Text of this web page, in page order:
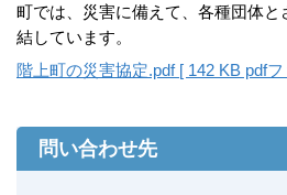
町では、災害に備えて、各種団体
結しています。
階上町の災害協定.pdf [ 142 KB pdf
問い合わせ先